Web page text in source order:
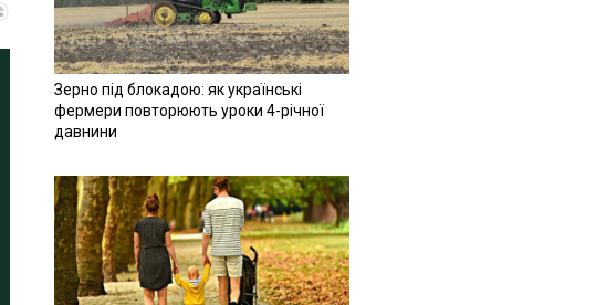
Зерно під блокадою: як українські
фермери повторюють уроки 4-річної
давнини